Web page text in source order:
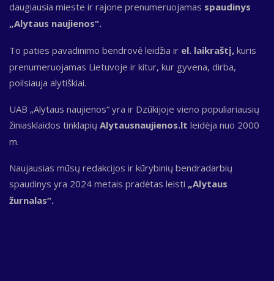
daugiausia mieste ir rajone prenumeruojamas spaudinys
„Alytaus naujienos“.
To paties pavadinimo bendrovė leidžia ir el. laikraštį, kuris
prenumeruojamas Lietuvoje ir kitur, kur gyvena, dirba,
poilsiauja alytiškiai.
UAB „Alytaus naujienos“ yra ir Dzūkijoje vieno populiariausių
žiniasklaidos tinklapių Alytausnaujienos.lt leidėja nuo 2000
m.
Naujausias mūsų redakcijos ir kūrybinių bendradarbių
spaudinys yra 2024 metais pradėtas leisti „Alytaus
žurnalas“.